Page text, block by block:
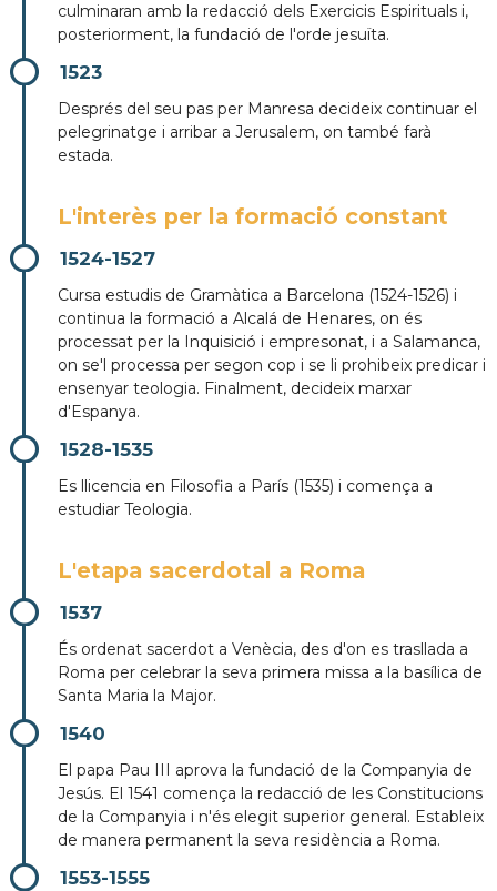
culminaran amb la redacció dels Exercicis Espirituals i,
posteriorment, la fundació de l'orde jesuïta.
1523
Després del seu pas per Manresa decideix continuar el
pelegrinatge i arribar a Jerusalem, on també farà
estada.
L'interès per la formació constant
1524-1527
Cursa estudis de Gramàtica a Barcelona (1524-1526) i
continua la formació a Alcalá de Henares, on és
processat per la Inquisició i empresonat, i a Salamanca,
on se'l processa per segon cop i se li prohibeix predicar i
ensenyar teologia. Finalment, decideix marxar
d'Espanya.
1528-1535
Es llicencia en Filosofia a París (1535) i comença a
estudiar Teologia.
L'etapa sacerdotal a Roma
1537
És ordenat sacerdot a Venècia, des d'on es trasllada a
Roma per celebrar la seva primera missa a la basílica de
Santa Maria la Major.
1540
El papa Pau III aprova la fundació de la Companyia de
Jesús. El 1541 comença la redacció de les Constitucions
de la Companyia i n'és elegit superior general. Estableix
de manera permanent la seva residència a Roma.
1553-1555